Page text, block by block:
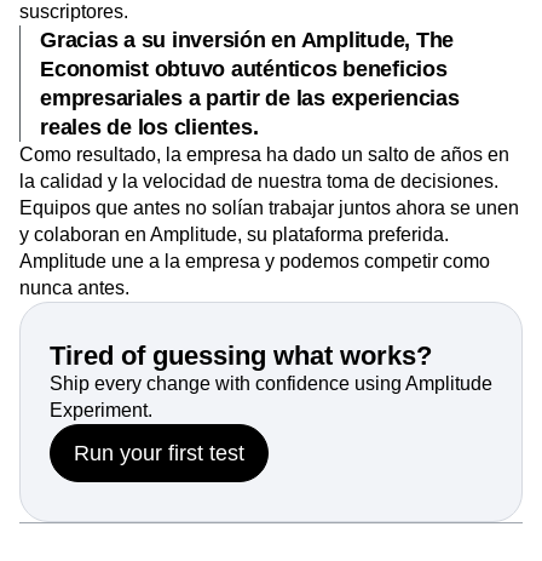
suscriptores.
Gracias a su inversión en Amplitude, The
Economist obtuvo auténticos beneficios
empresariales a partir de las experiencias
reales de los clientes.
Como resultado, la empresa ha dado un salto de años en
la calidad y la velocidad de nuestra toma de decisiones.
Equipos que antes no solían trabajar juntos ahora se unen
y colaboran en Amplitude, su plataforma preferida.
Amplitude une a la empresa y podemos competir como
nunca antes.
Tired of guessing what works?
Ship every change with confidence using Amplitude
Experiment.
Run your first test